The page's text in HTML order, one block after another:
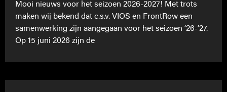
Mooi nieuws voor het seizoen 2026-2027! Met trots
maken wij bekend dat c.s.v. VIOS en FrontRow een
samenwerking zijn aangegaan voor het seizoen ’26-’27.
Op 15 juni 2026 zijn de